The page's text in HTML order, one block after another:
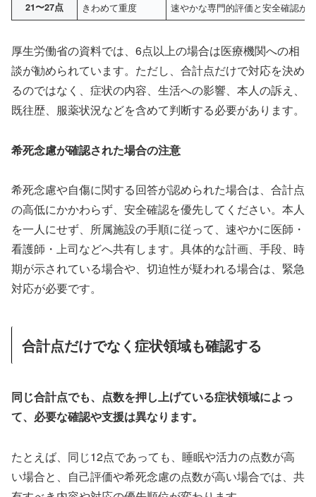
21〜27点 きわめて重度 速やかな専門的評価と安全確認が
厚生労働省の資料では、6点以上の場合は医療機関への相
談が勧められています。ただし、合計点だけで対応を決め
るのではなく、症状の内容、生活への影響、本人の訴え、
既往歴、服薬状況などを含めて判断する必要があります。
希死念慮が確認された場合の注意
希死念慮や自傷に関する回答が認められた場合は、合計点
の高低にかかわらず、安全確認を優先してください。本人
を一人にせず、所属施設の手順に従って、速やかに医師・
看護師・上司などへ共有します。具体的な計画、手段、時
期が示されている場合や、切迫性が疑われる場合は、緊急
対応が必要です。
合計点だけでなく症状領域も確認する
同じ合計点でも、点数を押し上げている症状領域によっ
て、必要な確認や支援は異なります。
たとえば、同じ12点であっても、睡眠や活力の点数が高
い場合と、自己評価や希死念慮の点数が高い場合では、共